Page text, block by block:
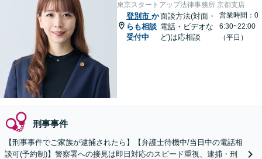
東京スタートアップ法律事務所 京都支店
登別市 か
らも相談
受付中
面談方法(対面・
電話・ビデオな
ど)は応相談
営業時間：0
6:30~22:00
（平日）
刑事事件
【刑事事件でご家族が逮捕されたら】【弁護士待機中/当日中の電話相
談可(予約制)】警察署への接見は即日対応のスピード重視、逮捕・刑